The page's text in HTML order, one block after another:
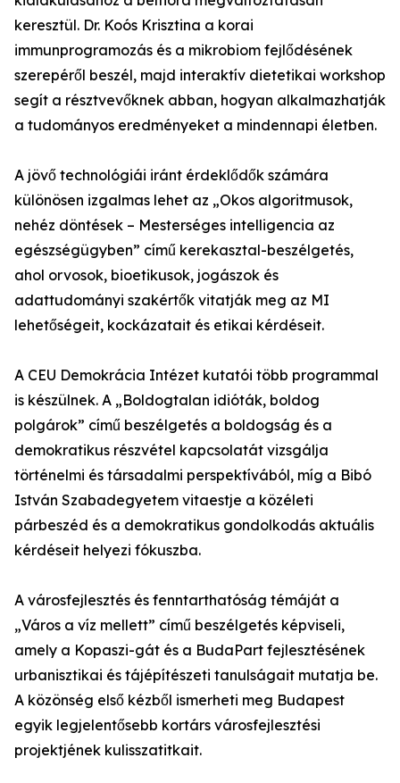
keresztül. Dr. Koós Krisztina a korai
immunprogramozás és a mikrobiom fejlődésének
szerepéről beszél, majd interaktív dietetikai workshop
segít a résztvevőknek abban, hogyan alkalmazhatják
a tudományos eredményeket a mindennapi életben.
A jövő technológiái iránt érdeklődők számára
különösen izgalmas lehet az „Okos algoritmusok,
nehéz döntések – Mesterséges intelligencia az
egészségügyben” című kerekasztal-beszélgetés,
ahol orvosok, bioetikusok, jogászok és
adattudományi szakértők vitatják meg az MI
lehetőségeit, kockázatait és etikai kérdéseit.
A CEU Demokrácia Intézet kutatói több programmal
is készülnek. A „Boldogtalan idióták, boldog
polgárok” című beszélgetés a boldogság és a
demokratikus részvétel kapcsolatát vizsgálja
történelmi és társadalmi perspektívából, míg a Bibó
István Szabadegyetem vitaestje a közéleti
párbeszéd és a demokratikus gondolkodás aktuális
kérdéseit helyezi fókuszba.
A városfejlesztés és fenntarthatóság témáját a
„Város a víz mellett” című beszélgetés képviseli,
amely a Kopaszi-gát és a BudaPart fejlesztésének
urbanisztikai és tájépítészeti tanulságait mutatja be.
A közönség első kézből ismerheti meg Budapest
egyik legjelentősebb kortárs városfejlesztési
projektjének kulisszatitkait.